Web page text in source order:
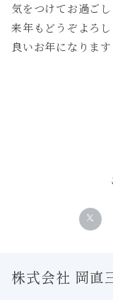
気をつけてお過ごし
来年もどうぞよろ
良いお年になります
株式会社 岡直